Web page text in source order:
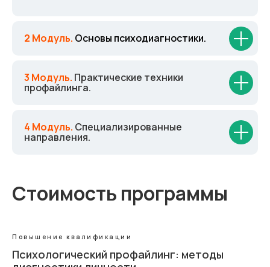
2 Модуль. Основы психодиагностики.
3 Модуль. Практические техники
профайлинга.
4 Модуль. Специализированные
направления.
Стоимость программы
Повышение квалификации
Психологический профайлинг: методы